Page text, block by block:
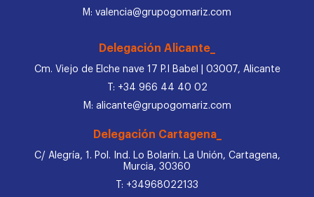
M: valencia@grupogomariz.com
Delegación Alicante_
Cm. Viejo de Elche nave 17 P.I Babel | 03007, Alicante
T: +34 966 44 40 02
M: alicante@grupogomariz.com
Delegación Cartagena_
C/ Alegría, 1. Pol. Ind. Lo Bolarín. La Unión, Cartagena,
Murcia, 30360
T: +34968022133